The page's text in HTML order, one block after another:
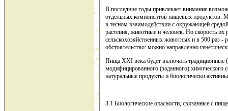
В последние годы привлекает внимание
отдельных компонентов пищевых продуктов.
в тесном взаимодействии с окружающей
растения, животные и человек. Но скорость их
сельскохозяйственных животных и в 500 раз -
обстоятельство: можно направленно
Пища XXI века будет включать традиционные
модифицированного (заданного) химического
натуральные продукты и биологически
3.1 Биологические опасности, связанные с